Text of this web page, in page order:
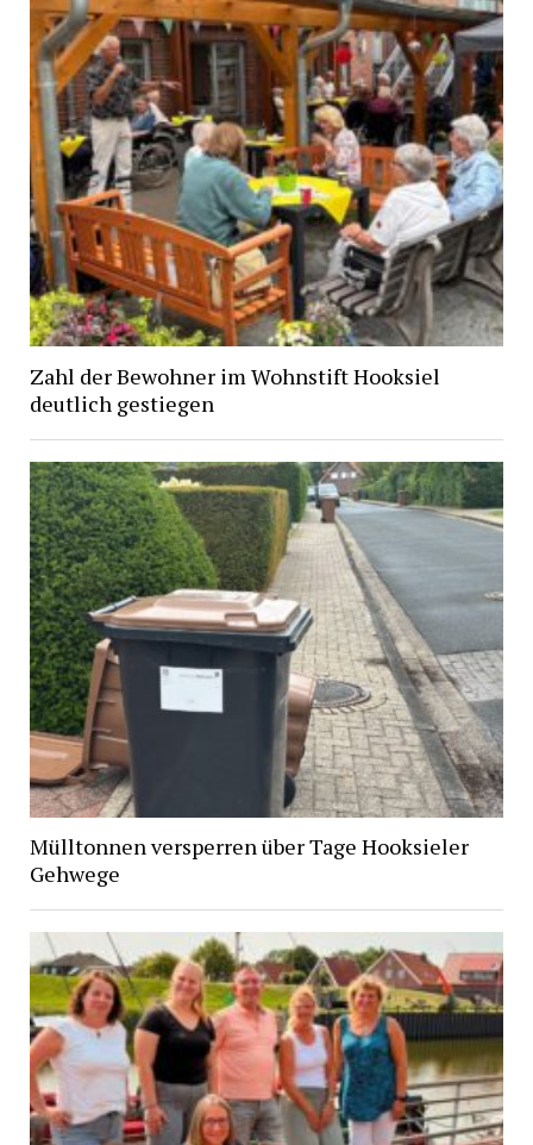
Zahl der Bewohner im Wohnstift Hooksiel
deutlich gestiegen
Mülltonnen versperren über Tage Hooksieler
Gehwege